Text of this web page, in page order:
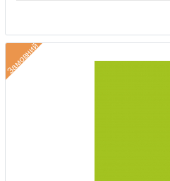
Замовний